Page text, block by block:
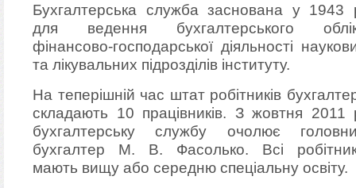
Бухгалтерська служба заснована у 1943
для ведення бухгалтерського
фінансово-господарської діяльності
та лікувальних підрозділів інституту.
На теперішній час штат робітників
складають 10 працівників. З жовтня 2011
бухгалтерську службу очолює
бухгалтер М. В. Фасолько. Всі
мають вищу або середню спеціальну освіту.